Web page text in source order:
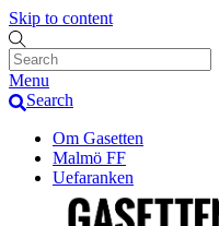
Skip to content
Menu
Search
Om Gasetten
Malmö FF
Uefaranken